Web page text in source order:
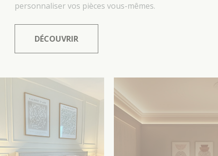
personnaliser vos pièces vous-mêmes.
DÉCOUVRIR